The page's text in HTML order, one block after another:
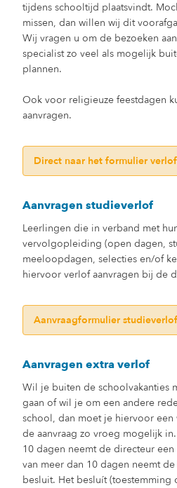
tijdens schooltijd plaatsvindt.
missen, dan willen wij dit
Wij vragen u om de bezoeken
specialist zo veel als mogelijk
plannen.
Ook voor religieuze feestdagen
aanvragen.
Direct naar het formulier
Aanvragen studieverlof
Leerlingen die in verband met
vervolgopleiding (open dagen,
meeloopdagen, selecties en/of
hiervoor verlof aanvragen bij de
Aanvraagformulier
Aanvragen extra verlof
Wil je buiten de schoolvakanties
gaan of wil je om een andere
school, dan moet je hiervoor
de aanvraag zo vroeg mogelijk
10 dagen neemt de directeur
van meer dan 10 dagen neemt
besluit. Het besluít (toestemming